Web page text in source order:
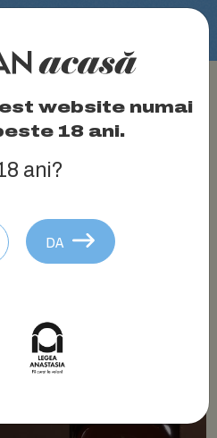
website numai
18 ani.
ani?
DA